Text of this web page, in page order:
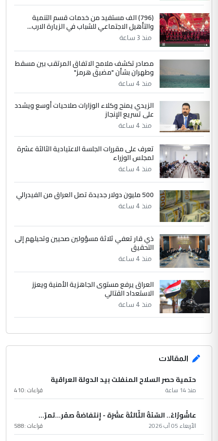
سردار
التعليق : واحد من عصابة علي ماما يسقط
جنسية الرافد الثالث للعراق ومن اصول عريقة
ابا فرات ...
الجواهري يرد على صدام حسين سل
مضجعيك يابن الزنا (نص كامل)
5 حيدر عاشور
التعليق : تحياتي لك استاذ حامدتركان. كلام
دقيق ومسؤول؛ فالاستثمار الحقيقي للإنسان
الموضوع :
بين الإهمال واغتصاب الأرض.. بلاد
الرافدين تعاني الجفاف والتصحر!!
(796) الف مستفيد من خدمات قسم التنمية
والتأهيل الاجتماعي للشباب في الزيارة الارب...
منذ 3 ساعة
مصادر تكشف ملامح الاتفاق المرتقب بين مسقط
وطهران بشأن "مضيق هرمز"
منذ 4 ساعة
الزيدي يمنح وكلاء الوزارات صلاحيات أوسع ويشدد
على تسريع الإنجاز
منذ 4 ساعة
تعرف على مقررات الجلسة الاعتيادية الثالثة عشرة
لمجلس الوزراء
منذ 4 ساعة
500 مليون دولار جديدة تصل العراق من الفيدرالي
منذ 4 ساعة
ذي قار تعفي ثلاثة مسؤولين صحيين وتحيلهم إلى
التحقيق
منذ 4 ساعة
العراق يرفع مستوى الجاهزية الأمنية ويعزز
الاستعداد القتالي
منذ 4 ساعة
المقالات
حتمية حصر السلاح المنفلت بيد الدولة العراقية
منذ 14 ساعة قراءات :410
عاشُورْاءُ.. السّنَةُ الثّالثةَ عشَرَة - إِنتفاضةُ صفَر…تمرّ...
الأربعاء 05 آب 2026 قراءات :588